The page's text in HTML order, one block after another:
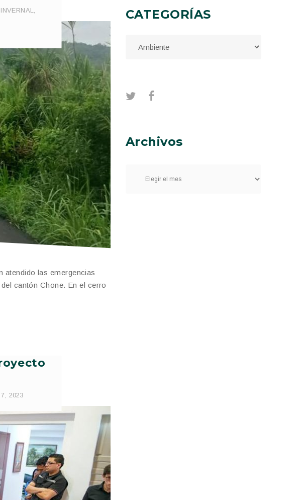
atendido las emergencias
cantón Chone. En el cerro
2023
CATEGORÍAS
Archivos